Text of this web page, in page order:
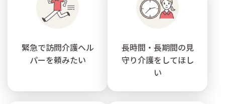
緊急で訪問介護ヘル
パーを頼みたい
長時間・長期間の見
守り介護をしてほし
い